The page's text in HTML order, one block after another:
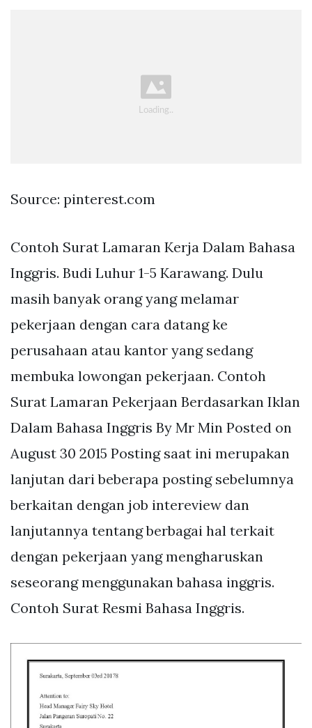
Source: pinterest.com
Contoh Surat Lamaran Kerja Dalam Bahasa
Inggris. Budi Luhur 1-5 Karawang. Dulu
masih banyak orang yang melamar
pekerjaan dengan cara datang ke
perusahaan atau kantor yang sedang
membuka lowongan pekerjaan. Contoh
Surat Lamaran Pekerjaan Berdasarkan Iklan
Dalam Bahasa Inggris By Mr Min Posted on
August 30 2015 Posting saat ini merupakan
lanjutan dari beberapa posting sebelumnya
berkaitan dengan job intereview dan
lanjutannya tentang berbagai hal terkait
dengan pekerjaan yang mengharuskan
seseorang menggunakan bahasa inggris.
Contoh Surat Resmi Bahasa Inggris.